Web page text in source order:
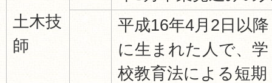
土木技
師
平成16年4月2日以降
に生まれた人で、学
校教育法による短期